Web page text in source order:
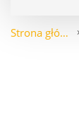
Strona główna